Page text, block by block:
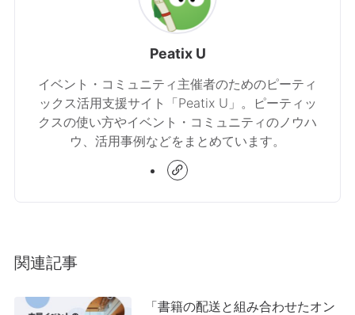
Peatix U
イベント・コミュニティ主催者のためのピーティ
ックス活用支援サイト「Peatix U」。ピーティッ
クスの使い方やイベント・コミュニティのノウハ
ウ、活用事例などをまとめています。
関連記事
「書籍の配送と組み合わせたオン